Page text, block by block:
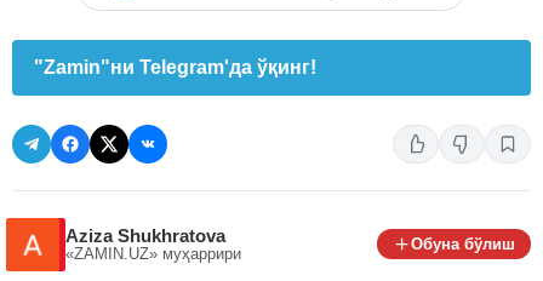
"Zamin"ни Telegram'да ўқинг!
Aziza Shukhratova
«ZAMIN.UZ» муҳаррири
Обуна бўлиш